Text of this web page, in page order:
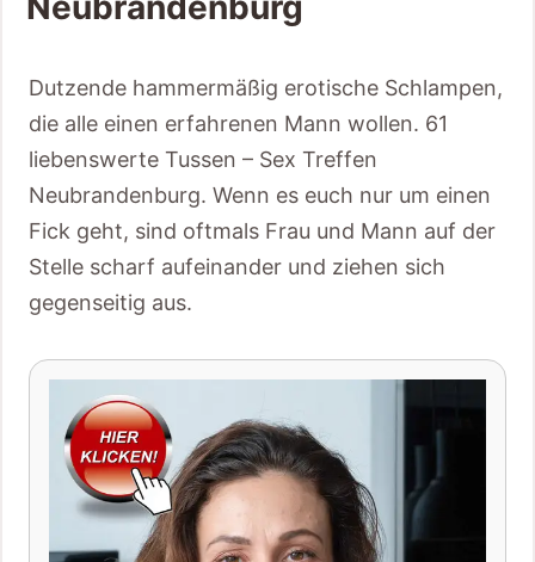
Dutzende hammermäßig erotische Schlampen,
die alle einen erfahrenen Mann wollen. 61
liebenswerte Tussen – Sex Treffen
Neubrandenburg. Wenn es euch nur um einen
Fick geht, sind oftmals Frau und Mann auf der
Stelle scharf aufeinander und ziehen sich
gegenseitig aus.